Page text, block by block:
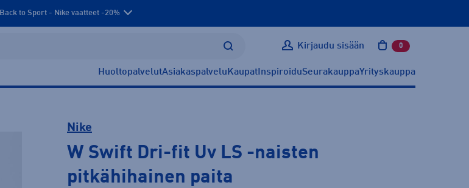
Back to Sport - Nike vaatteet -20%
Kirjaudu sisään 0 tuotetta
HuoltopalvelutAsiakaspalvelu Kaupat InspiroiduSeurakauppaYrityskauppa
Nike
W Swift Dri-fit Uv LS -naisten
pitkähihainen paita